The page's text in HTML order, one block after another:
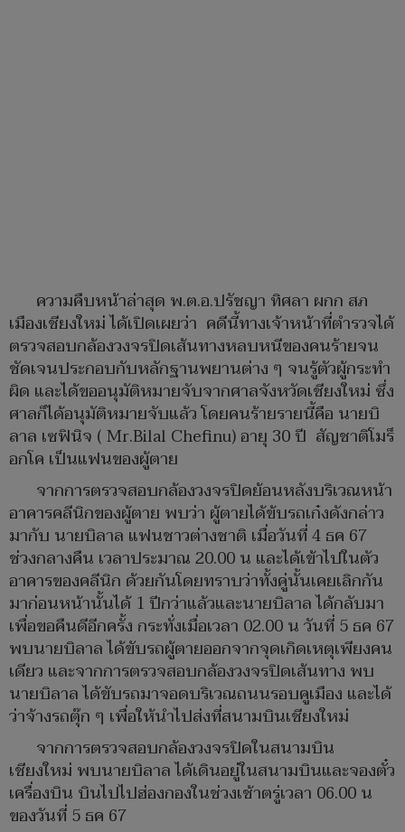
ความคืบหน้าล่าสุด พ.ต.อ.ปรัชญา ทิศลา ผกก สภ
เมืองเชียงใหม่ ได้เปิดเผยว่า คดีนี้ทางเจ้าหน้าที่ตำรวจได้
ตรวจสอบกล้องวงจรปิดเส้นทางหลบหนีของคนร้ายจน
ชัดเจนประกอบกับหลักฐานพยานต่าง ๆ จนรู้ตัวผู้กระทำ
ผิด และได้ขออนุมัติหมายจับจากศาลจังหวัดเชียงใหม่ ซึ่ง
ศาลก็ได้อนุมัติหมายจับแล้ว โดยคนร้ายรายนี้คือ นายบิ
ลาล เซฟินิจ ( Mr.Bilal Chefinu) อายุ 30 ปี สัญชาติโมร็
อกโค เป็นแฟนของผู้ตาย
จากการตรวจสอบกล้องวงจรปิดย้อนหลังบริเวณหน้า
อาคารคลีนิกของผู้ตาย พบว่า ผู้ตายได้ข้บรถเก๋งดังกล่าว
มากับ นายบิลาล แฟนชาวต่างชาติ เมื่อวันที่ 4 ธค 67
ช่วงกลางคืน เวลาประมาณ 20.00 น และได้เข้าไปในตัว
อาคารของคลีนิก ด้วยกันโดยทราบว่าทั้งคู่นั้นเคยเลิกกัน
มาก่อนหน้านั้นได้ 1 ปีกว่าแล้วและนายบิลาล ได้กลับมา
เพื่อขอคืนดีอีกครั้ง กระทั่งเมื่อเวลา 02.00 น วันที่ 5 ธค 67
พบนายบิลาล ได้ขับรถผู้ตายออกจากจุดเกิดเหตุเพียงคน
เดียว และจากการตรวจสอบกล้องวงจรปิดเส้นทาง พบ
นายบิลาล ได้ขับรถมาจอดบริเวณถนนรอบคูเมือง และได้
ว่าจ้างรถตุ๊ก ๆ เพื่อให้นำไปส่งที่สนามบินเชียงใหม่
จากการตรวจสอบกล้องวงจรปิดในสนามบิน
เชียงใหม่ พบนายบิลาล ได้เดินอยู่ในสนามบินและจองตั๋ว
เครื่องบิน บินไปไปฮ่องกองในช่วงเช้าตรู่เวลา 06.00 น
ของวันที่ 5 ธค 67